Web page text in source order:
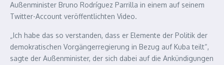
Außenminister Bruno Rodríguez Parrilla in einem auf seinem
Twitter-Account veröffentlichten Video.
„Ich habe das so verstanden, dass er Elemente der Politik der
demokratischen Vorgängerregierung in Bezug auf Kuba teilt“,
sagte der Außenminister, der sich dabei auf die Ankündigungen